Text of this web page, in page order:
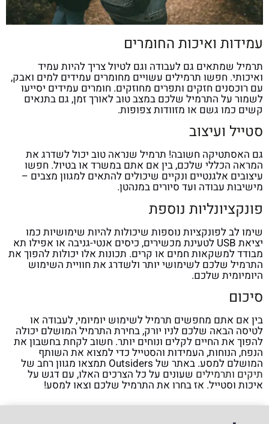
עמידות ואיכות החומרים
תרמיל שמתאים גם לעבודה וגם לטיול צריך להיות עמיד
ואיכותי. חפשו תרמילים עשויים מחומרים עמידים למים ואבק,
עם רוכסנים חזקים ותפרים מחוזקים. חומרים עמידים יסייעו
לשמור על התרמיל שלכם במצב טוב לאורך זמן, גם בתנאים
קשים כמו גשם או מזוודות צפופות.
סטייל ועיצוב
גם האסתטיקה חשובה! תרמיל שנראה טוב יכול לשדרג את
המראה הכללי שלכם, בין אם אתם במשרד או בטיול. חפשו
עיצובים אלגנטיים ונקיים שיכולים להתאים למגוון מצבים –
מישיבות עבודה ועד סיורים במנהטן.
פונקציונליות נוספת
שימו לב לפונקציות נוספות שיכולות להיות שימושיות כמו
יציאת USB לטעינת מכשירים, כיסים אנטי-גניבה או אפילו תא
מבודד למשקאות חמים או קרים. תכונות אלו יכולות להפוך את
התרמיל שלכם לשימושי יותר ולשדרג את חוויית השימוש
היומיומית שלכם.
סיכום
בין אם אתם מחפשים תרמיל לשימוש יומיומי, לעבודה או
לטיסה הבאה שלכם לניו יורק, בחירת התרמיל המושלם יכולה
להפוך את החיים לקלים ונוחים יותר. חשוב לקחת בחשבון את
הנפח, הנוחות, העמידות והסטייל כדי למצוא את השותף
המושלם למסע. באתר של Outsiders תמצאו מגוון רחב של
תיקים ותרמילים שעונים על כל הצרכים האלו, עם דגש על
איכות וסטייל. אז בחרו את התרמיל שלכם וצאו למסע!